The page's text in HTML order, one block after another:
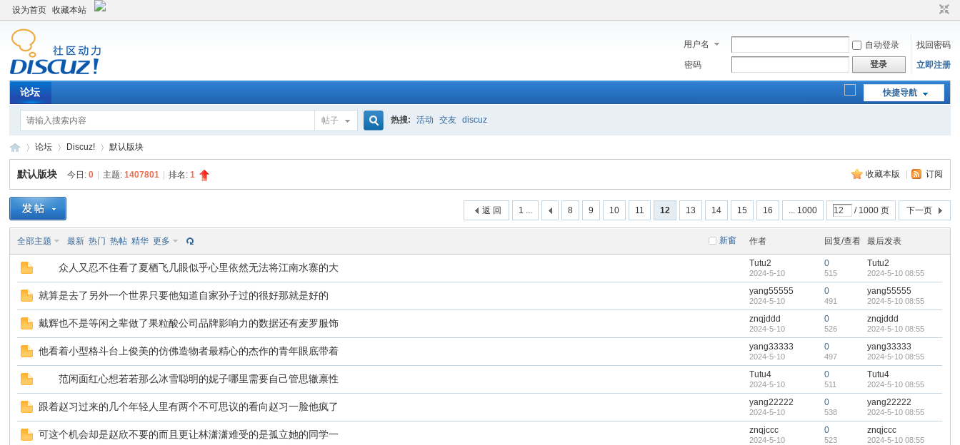
设为首页 收藏本站
用户名 自动登录
找回密码
密码
登录 立即注册
快捷导航
论坛
帖子 热搜: 活动 交友 discuz
»
论坛
›
Discuz! 默认版块
收藏本版 订阅
默认版块 今日:0 主题:1407801 排名:1
1 ... 8 9 10 11 12 13 14 15 16 ... 1000 / 1000 页 下一页
返 回
新窗
全部主题 最新 热门 热帖 精华 更多 作者 回复/查看 最后发表
众人又忍不住看了夏栖飞几眼似乎心里依然无法将江南水寨的大 Tutu2
2024-5-10
0
515
Tutu2
2024-5-10 08:55
就算是去了另外一个世界只要他知道自家孙子过的很好那就是好的 yang55555
2024-5-10
0
491
yang55555
2024-5-10 08:55
戴辉也不是等闲之辈做了果粒酸公司品牌影响力的数据还有麦罗服饰 znqjddd
2024-5-10
0
526
znqjddd
2024-5-10 08:55
他看着小型格斗台上俊美的仿佛造物者最精心的杰作的青年眼底带着 yang33333
2024-5-10
0
497
yang33333
2024-5-10 08:55
范闲面红心想若若那么冰雪聪明的妮子哪里需要自己管思辙禀性 Tutu4
2024-5-10
0
511
Tutu4
2024-5-10 08:55
跟着赵习过来的几个年轻人里有两个不可思议的看向赵习一脸他疯了 yang22222
2024-5-10
0
538
yang22222
2024-5-10 08:55
可这个机会却是赵欣不要的而且更让林潇潇难受的是孤立她的同学一 znqjccc
2024-5-10
0
523
znqjccc
2024-5-10 08:55